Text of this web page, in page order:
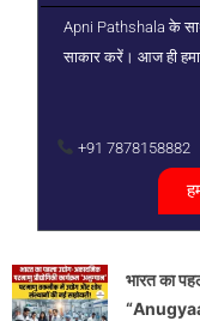
Apni Pathshala के
साकार करें। आज ही
+91 7878158882
भारत का